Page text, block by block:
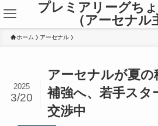
プレミアリーグち
（アーセナル
ホーム アーセナル
アーセナルが夏の
補強へ、若手スタ
交渉中
2025
3/20